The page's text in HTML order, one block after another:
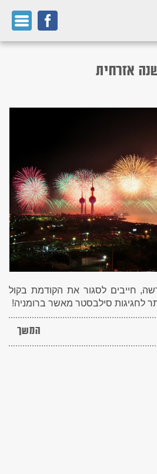
אזרחית
חייבים לסגור את הקודמת בקול
לחגיגות סילבסטר מאשר ברומניה!
המשך